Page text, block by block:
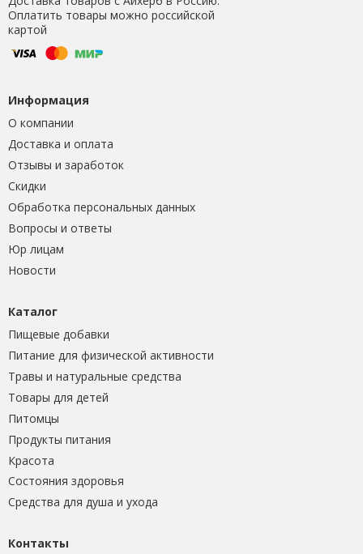
Оплатить товары можно российской
картой
Информация
О компании
Доставка и оплата
Отзывы и заработок
Скидки
Обработка персональных данных
Вопросы и ответы
Юр лицам
Новости
Каталог
Пищевые добавки
Питание для физической активности
Травы и натуральные средства
Товары для детей
Питомцы
Продукты питания
Красота
Состояния здоровья
Средства для душа и ухода
Контакты